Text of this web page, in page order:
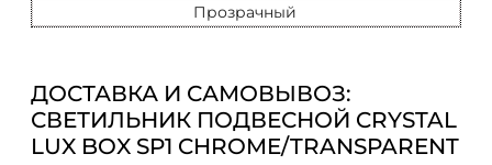
Прозрачный
ДОСТАВКА И САМОВЫВОЗ:
СВЕТИЛЬНИК ПОДВЕСНОЙ CRYSTAL
LUX BOX SP1 CHROME/TRANSPARENT